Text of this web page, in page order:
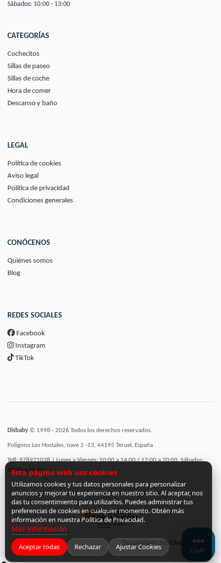
Sábados: 10:00 - 13:00
CATEGORÍAS
Cochecitos
Sillas de paseo
Sillas de coche
Hora de comer
Descanso y baño
LEGAL
Política de cookies
Aviso legal
Política de privacidad
Condiciones generales
CONÓCENOS
Quiénes somos
Blog
REDES SOCIALES
Facebook
Instagram
TikTok
Disbaby © 1998 - 2026 Todos los derechos reservados.
Polígono Los Hostales, nave 2 -13, 44195 Teruel, España
Telf: 978971038 | Lunes a Viernes: 10:00 a 14:00 / 17:00 a 20:00, Sábados:
10:00 a 14:00
Incorporación de funcionalidades semánticas a la web subvencionadas por:
Desarrollado por LiveCommerce
Esta página web usa cookies
Utilizamos cookies y tus datos personales para personalizar
anuncios y mejorar tu experiencia en nuestro sitio. Al aceptar, nos
das tu consentimiento para utilizarlos. Puedes administrar tus
preferencias de cookies en cualquier momento. Obtén más
información en nuestra Política de Privacidad.
Más información
Aceptar todas Rechazar Ajustar Cookies